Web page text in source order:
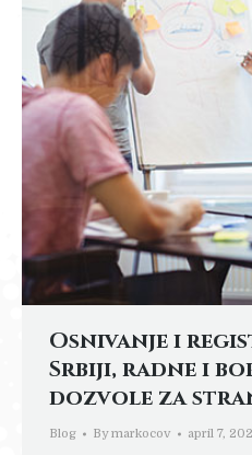
Osnivanje i
Srbiji, radne i
dozvole za
Blog Bymarkocov april 7,